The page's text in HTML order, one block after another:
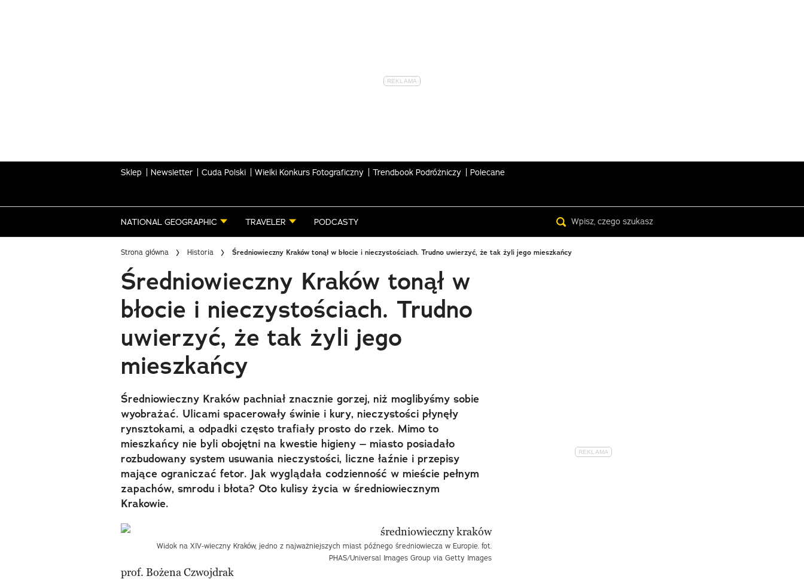
Sklep Newsletter Cuda Polski Wielki Konkurs Fotograficzny Trendbook Podróżniczy Polecane
NATIONAL GEOGRAPHIC TRAVELER PODCASTY
Strona główna Historia Średniowieczny Kraków tonął w błocie i nieczystościach. Trudno uwierzyć, że tak żyli jego mieszkańcy
Średniowieczny Kraków tonął w
błocie i nieczystościach. Trudno
uwierzyć, że tak żyli jego
mieszkańcy
Średniowieczny Kraków pachniał znacznie gorzej, niż moglibyśmy sobie
wyobrażać. Ulicami spacerowały świnie i kury, nieczystości płynęły
rynsztokami, a odpadki często trafiały prosto do rzek. Mimo to
mieszkańcy nie byli obojętni na kwestie higieny – miasto posiadało
rozbudowany system usuwania nieczystości, liczne łaźnie i przepisy
mające ograniczać fetor. Jak wyglądała codzienność w mieście pełnym
zapachów, smrodu i błota? Oto kulisy życia w średniowiecznym
Krakowie.
Widok na XIV-wieczny Kraków, jedno z najważniejszych miast późnego średniowiecza w Europie. fot.
PHAS/Universal Images Group via Getty Images
prof. Bożena Czwojdrak